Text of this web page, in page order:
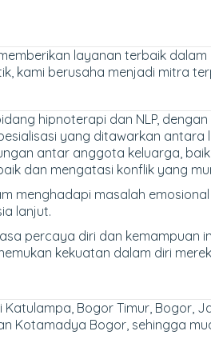
layanan terbaik
kami berusaha menjadi mitra
hipnoterapi dan NLP,
yang ditawarkan antara
antar anggota keluarga,
dan mengatasi konflik yang
menghadapi masalah
lanjut.
percaya diri dan kemampuan
kekuatan dalam diri
Bogor Timur, Bogor,
Kotamadya Bogor, sehingga